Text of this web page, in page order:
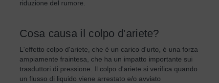
riduzione del rumore.
Cosa causa il colpo d'ariete?
L'effetto colpo d'ariete, che è un carico d'urto, è una forza
ampiamente fraintesa, che ha un impatto importante sui
trasduttori di pressione. Il colpo d'ariete si verifica quando
un flusso di liquido viene arrestato e/o avviato